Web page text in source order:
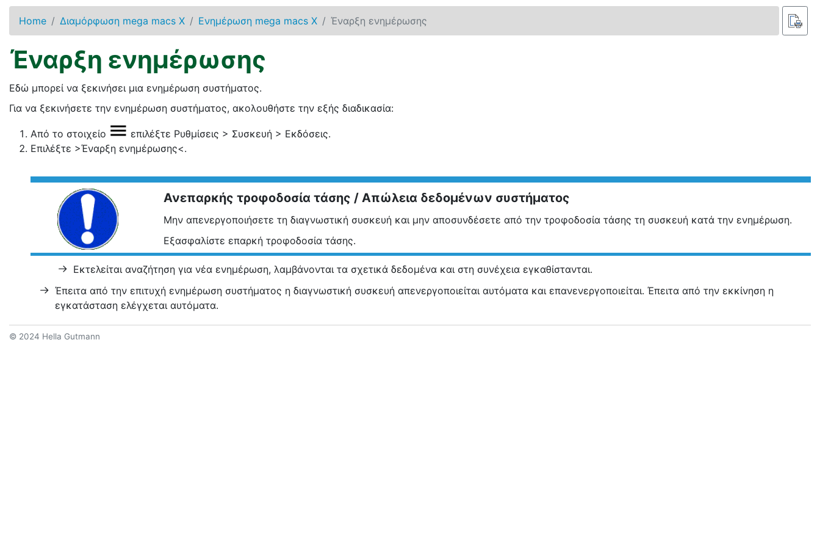
Home Διαμόρφωση mega macs X Ενημέρωση mega macs X Έναρξη ενημέρωσης
Έναρξη ενημέρωσης
Εδώ μπορεί να ξεκινήσει μια ενημέρωση συστήματος.
Για να ξεκινήσετε την ενημέρωση συστήματος, ακολουθήστε την εξής διαδικασία:
Από το στοιχείο επιλέξτε Ρυθμίσεις > Συσκευή > Εκδόσεις.
Επιλέξτε >Έναρξη ενημέρωσης<.
Ανεπαρκής τροφοδοσία τάσης / Απώλεια δεδομένων συστήματος
Μην απενεργοποιήσετε τη διαγνωστική συσκευή και μην αποσυνδέσετε από την τροφοδοσία τάσης τη συσκευή κατά την ενημέρωση.
Εξασφαλίστε επαρκή τροφοδοσία τάσης.
Εκτελείται αναζήτηση για νέα ενημέρωση, λαμβάνονται τα σχετικά δεδομένα και στη συνέχεια εγκαθίστανται.
Έπειτα από την επιτυχή ενημέρωση συστήματος η διαγνωστική συσκευή απενεργοποιείται αυτόματα και επανενεργοποιείται. Έπειτα από την εκκίνηση η
εγκατάσταση ελέγχεται αυτόματα.
© 2024 Hella Gutmann